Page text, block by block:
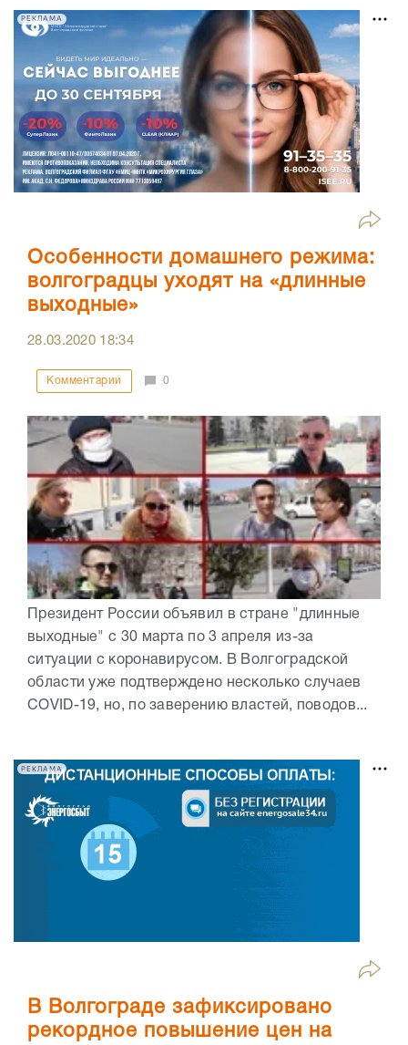
РЕКЛАМА
Особенности домашнего режима:
волгоградцы уходят на «длинные
выходные»
28.03.2020 18:34
Комментарии 0
Президент России объявил в стране "длинные
выходные" с 30 марта по 3 апреля из-за
ситуации с коронавирусом. В Волгоградской
области уже подтверждено несколько случаев
COVID-19, но, по заверению властей, поводов...
РЕКЛАМА
В Волгограде зафиксировано
рекордное повышение цен на